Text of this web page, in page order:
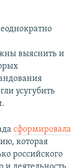
выяснить и
усугубить
сформировала
которая
российского